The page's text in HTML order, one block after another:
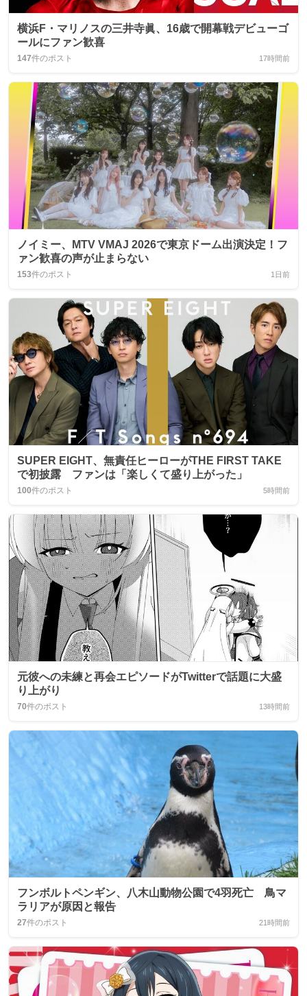
横浜F・マリノスの三井寺眞、16歳で開幕戦デビューゴ
ールにファン歓喜
147件のポスト 17時間前
ノイミー、MTV VMAJ 2026で東京ドーム出演決定！フ
ァン歓喜の声が止まらない
153件のポスト 1日前
SUPER EIGHT、無責任ヒーローがTHE FIRST TAKE
で初披露 ファンは「楽しくて盛り上がった」
100件のポスト 5時間前
元彼への未練と再会エピソードがTwitterで話題に大盛
り上がり
70件のポスト 13時間前
フンボルトペンギン、八木山動物公園で4羽死亡 鳥マ
ラリアが原因と報告
27件のポスト 21時間前